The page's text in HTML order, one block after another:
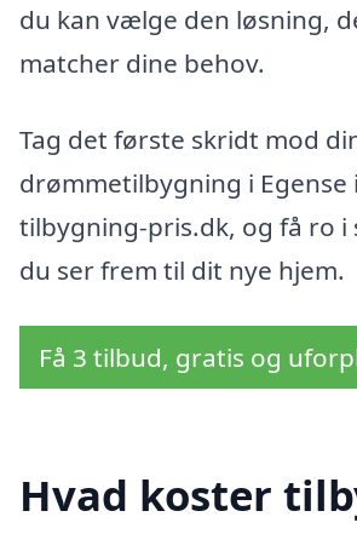
du kan vælge den løsning,
matcher dine behov.
Tag det første skridt mod
drømmetilbygning i Egense
tilbygning-pris.dk, og få ro i
du ser frem til dit nye hjem.
Få 3 tilbud, gratis og
Hvad koster